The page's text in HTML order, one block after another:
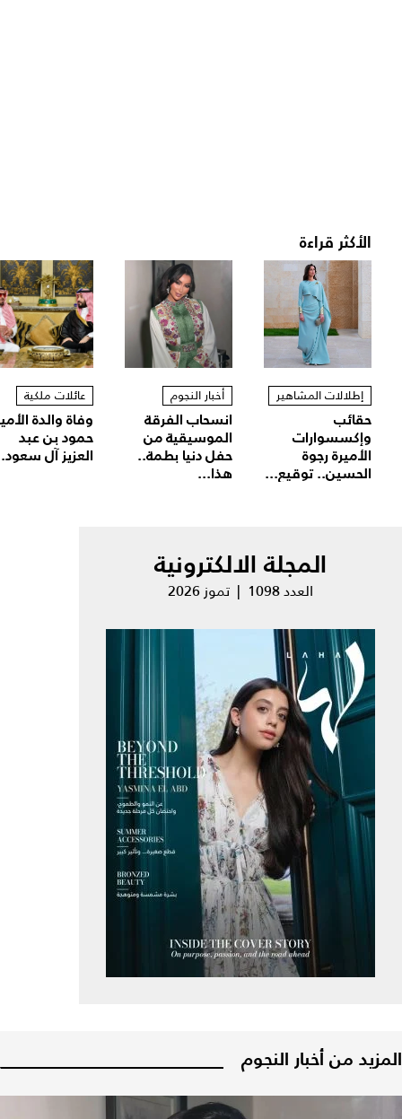
الأكثر قراءة
إطلالات المشاهير
حقائب
وإكسسوارات
الأميرة رجوة
الحسين.. توقيع...
أخبار النجوم
انسحاب الفرقة
الموسيقية من
حفل دنيا بطمة..
هذا...
عائلات ملكية
وفاة والدة
حمود بن عبد
العزيز آل
المجلة الالكترونية
العدد 1098 | تموز 2026
المزيد من أخبار النجوم